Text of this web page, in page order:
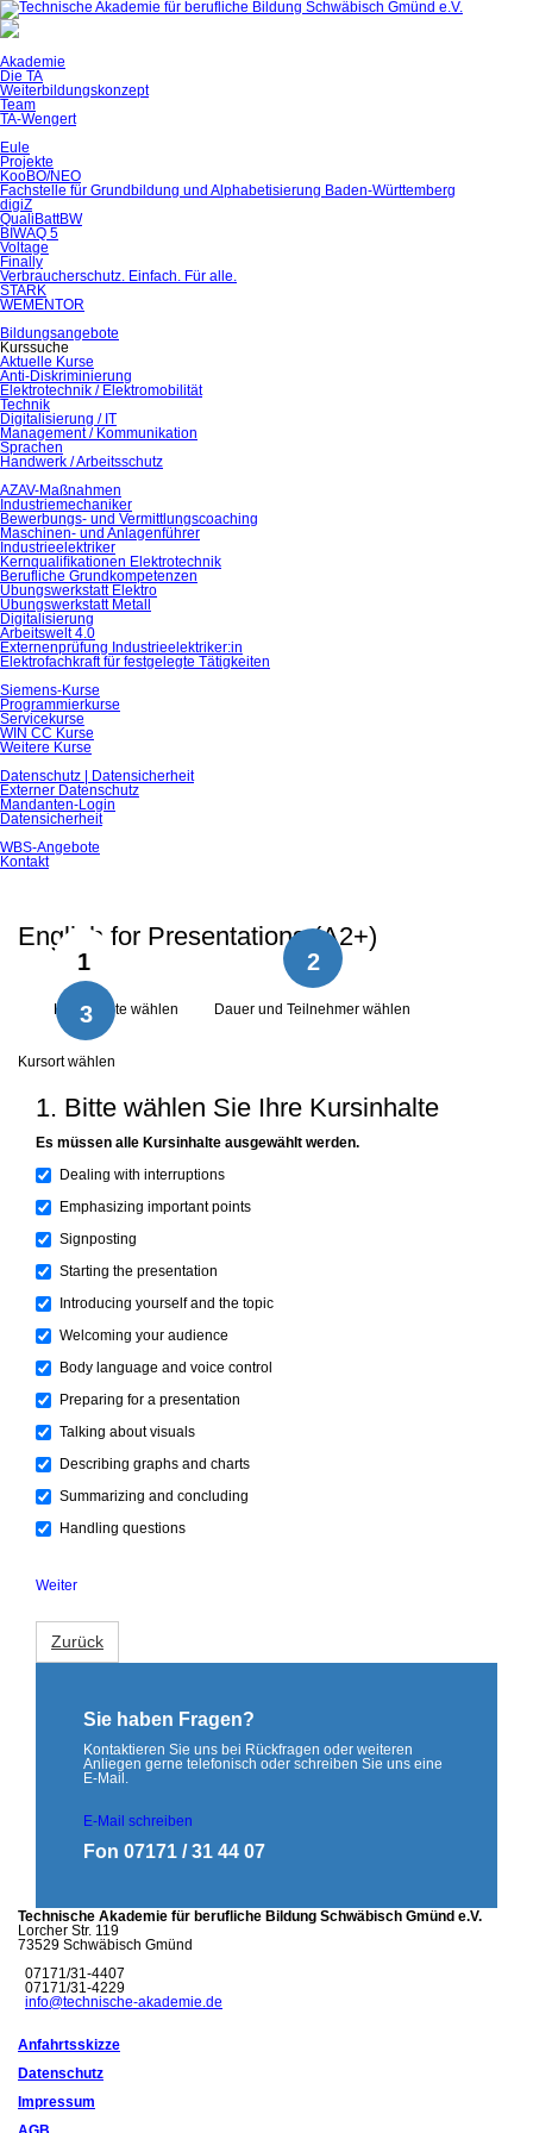
Akademie
Die TA
Weiterbildungskonzept
Team
TA-Wengert
Eule
Projekte
KooBO/NEO
Fachstelle für Grundbildung und Alphabetisierung Baden-Württemberg
digiZ
QualiBattBW
BIWAQ 5
Voltage
Finally
Verbraucherschutz. Einfach. Für alle.
STARK
WEMENTOR
Bildungsangebote
Kurssuche
Aktuelle Kurse
Anti-Diskriminierung
Elektrotechnik / Elektromobilität
Technik
Digitalisierung / IT
Management / Kommunikation
Sprachen
Handwerk / Arbeitsschutz
AZAV-Maßnahmen
Industriemechaniker
Bewerbungs- und Vermittlungscoaching
Maschinen- und Anlagenführer
Industrieelektriker
Kernqualiﬁkationen Elektrotechnik
Berufliche Grundkompetenzen
Übungswerkstatt Elektro
Übungswerkstatt Metall
Digitalisierung
Arbeitswelt 4.0
Externenprüfung Industrieelektriker:in
Elektrofachkraft für festgelegte Tätigkeiten
Siemens-Kurse
Programmierkurse
Servicekurse
WIN CC Kurse
Weitere Kurse
Datenschutz | Datensicherheit
Externer Datenschutz
Mandanten-Login
Datensicherheit
WBS-Angebote
Kontakt
English for Presentations (A2+)
1
Kursinhalte wählen
2
Dauer und Teilnehmer wählen
3
Kursort wählen
1. Bitte wählen Sie Ihre Kursinhalte
Es müssen alle Kursinhalte ausgewählt werden.
Dealing with interruptions
Emphasizing important points
Signposting
Starting the presentation
Introducing yourself and the topic
Welcoming your audience
Body language and voice control
Preparing for a presentation
Talking about visuals
Describing graphs and charts
Summarizing and concluding
Handling questions
Weiter
Zurück
Sie haben Fragen?
Kontaktieren Sie uns bei Rückfragen oder weiteren
Anliegen gerne telefonisch oder schreiben Sie uns eine
E-Mail.
E-Mail schreiben
Fon 07171 / 31 44 07
Technische Akademie für berufliche Bildung Schwäbisch Gmünd e.V.
Lorcher Str. 119
73529 Schwäbisch Gmünd
07171/31-4407
07171/31-4229
info@technische-akademie.de
Anfahrtsskizze
Datenschutz
Impressum